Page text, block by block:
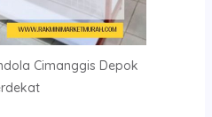
Cimanggis Depok